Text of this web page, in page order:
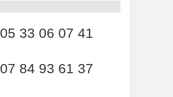
05 33 06 07 41
07 84 93 61 37